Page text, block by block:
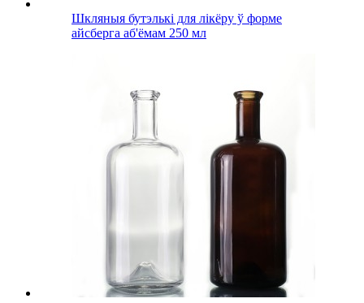
Шкляныя бутэлькі для лікёру ў форме
айсберга аб'ёмам 250 мл